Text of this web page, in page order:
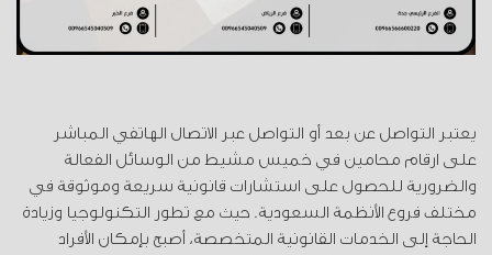
يعتبر التواصل عن بعد أو التواصل عبر الاتصال الهاتفي المباشر
على ارقام محامين في خميس مشيط من الوسائل الفعالة
والضرورية للحصول على استشارات قانونية سريعة وموثوقة في
مختلف فروع الأنظمة السعودية. حيث مع تطور التكنولوجيا وزيادة
الحاجة إلى الخدمات القانونية المتخصصة، أصبح بإمكان الأفراد